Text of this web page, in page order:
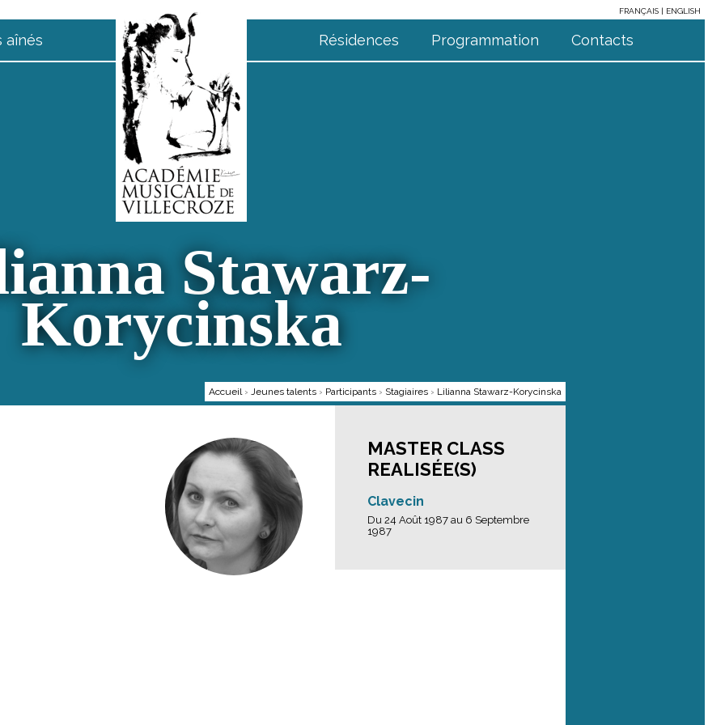
FRANÇAIS
ENGLISH
aînés Résidences Programmation Contacts
Stawarz-
Korycinska
Accueil › Jeunes talents › Participants › Stagiaires › Lilianna Stawarz-Korycinska
MASTER CLASS
REALISÉE(S)
Clavecin
Du 24 Août 1987 au 6 Septembre
1987